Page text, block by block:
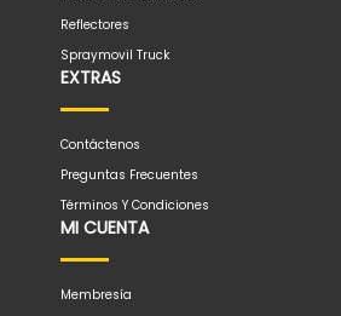
Reflectores
Spraymovil Truck
EXTRAS
Contáctenos
Preguntas Frecuentes
Términos Y Condiciones
MI CUENTA
Membresía